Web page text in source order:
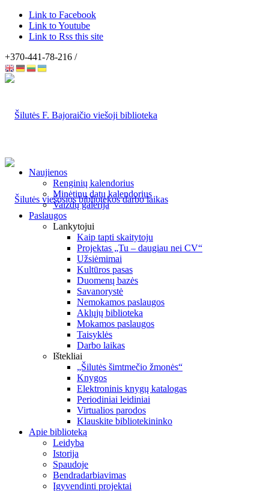
Link to Facebook
Link to Youtube
Link to Rss this site
+370-441-78-216 /
Naujienos
Renginių kalendorius
Minėtinų datų kalendorius
Vaizdų galerija
Paslaugos
Lankytojui
Kaip tapti skaitytoju
Projektas „Tu – daugiau nei CV“
Užsiėmimai
Kultūros pasas
Duomenų bazės
Savanorystė
Nemokamos paslaugos
Aklųjų biblioteka
Mokamos paslaugos
Taisyklės
Darbo laikas
Ištekliai
„Šilutės šimtmečio žmonės“
Knygos
Elektroninis knygų katalogas
Periodiniai leidiniai
Virtualios parodos
Klauskite bibliotekininko
Apie biblioteką
Leidyba
Istorija
Spaudoje
Bendradarbiavimas
Įgyvendinti projektai